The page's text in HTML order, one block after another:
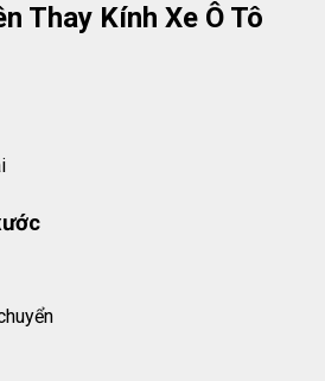
Thay Kính Xe Ô Tô